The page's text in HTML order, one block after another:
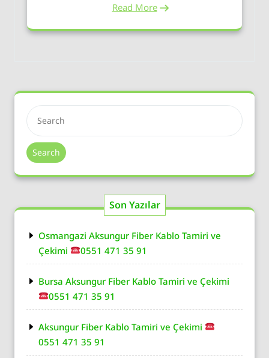
Read More
Search
Son Yazılar
Osmangazi Aksungur Fiber Kablo Tamiri ve
Çekimi
0551 471 35 91
Bursa Aksungur Fiber Kablo Tamiri ve Çekimi
0551 471 35 91
Aksungur Fiber Kablo Tamiri ve Çekimi
0551 471 35 91